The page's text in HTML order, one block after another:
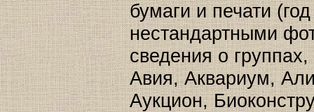
бумаги и печати
нестандартными
сведения о
Авия, Аквариум,
Аукцион,